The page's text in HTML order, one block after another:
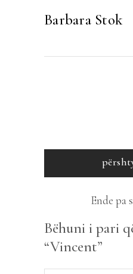
Barbara Stok
Ende pa
Bëhuni i pari
“Vincent”